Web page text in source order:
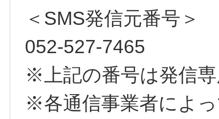
＜SMS発信元番号＞
052-527-7465
※上記の番号は発信
※各通信事業者によ